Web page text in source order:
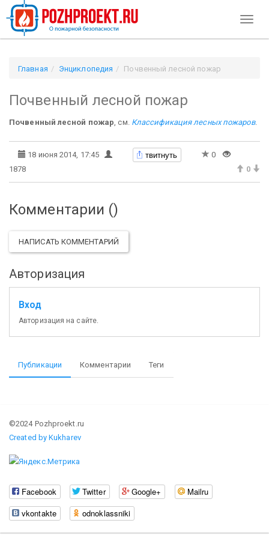
Главная Энциклопедия Почвенный лесной пожар
Почвенный лесной пожар
Почвенный лесной пожар , см. Классификация лесных пожаров.
18 июня 2014, 17:45 твитнуть
0
1878
0
Комментарии ()
НАПИСАТЬ КОММЕНТАРИЙ
Авторизация
Вход
Авторизация на сайте.
Публикации Комментарии Теги
©2024 Pozhproekt.ru
Created by Kukharev
Facebook Twitter Google+
Mailru
vkontakte
odnoklassniki